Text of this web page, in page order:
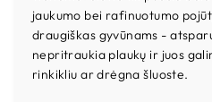
jaukumo bei rafinuotumo
draugiškas gyvūnams -
nepritraukia plaukų ir juos
rinkikliu ar drėgna šluoste.